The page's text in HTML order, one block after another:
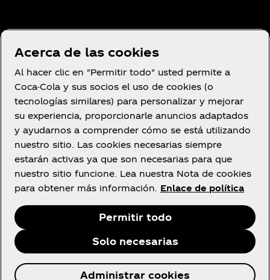
Configuración de cookies
Aviso de cookies
Declaración de Accesibilidad
Facebook
YouTube
Instagram
© 2026 The Coca‑Cola Company. Todos los
Acerca de las cookies
Al hacer clic en "Permitir todo" usted permite a
Coca-Cola y sus socios el uso de cookies (o
tecnologías similares) para personalizar y mejorar
su experiencia, proporcionarle anuncios adaptados
y ayudarnos a comprender cómo se está utilizando
nuestro sitio. Las cookies necesarias siempre
estarán activas ya que son necesarias para que
nuestro sitio funcione. Lea nuestra Nota de cookies
para obtener más información. Enlace de política
Permitir todo
Solo necesarias
Administrar cookies